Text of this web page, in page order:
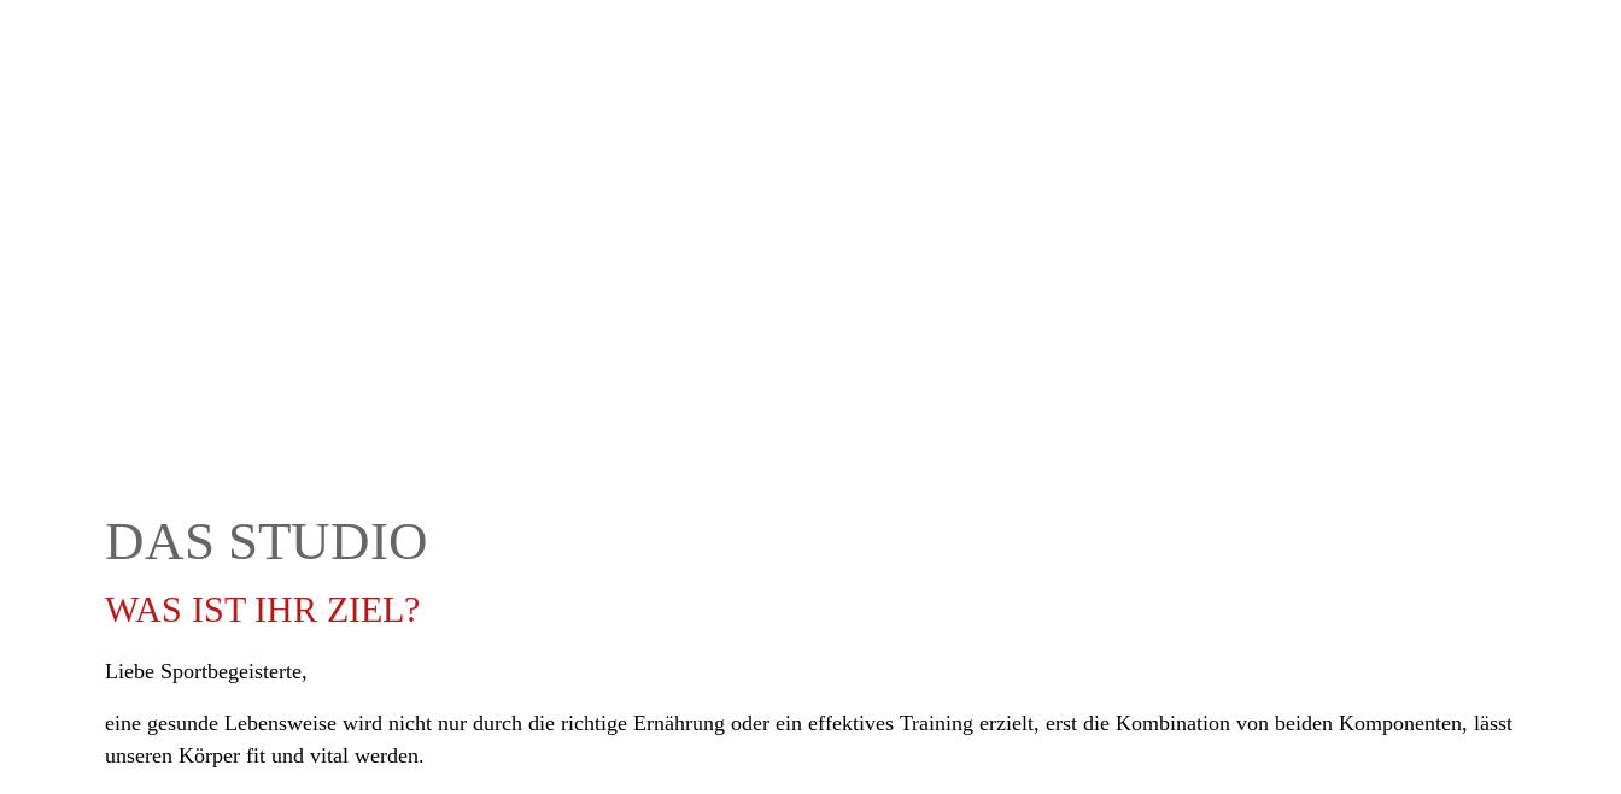
DAS STUDIO
WAS IST IHR ZIEL?
Liebe Sportbegeisterte,
eine gesunde Lebensweise wird nicht nur durch die richtige Ernährung oder ein effektives Training erzielt, erst die Kombination von beiden Komponenten, lässt
unseren Körper fit und vital werden.